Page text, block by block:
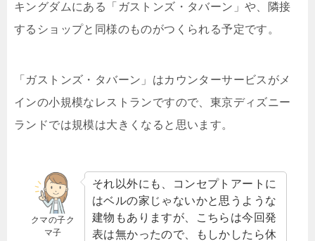
キングダムにある「ガストンズ・タバーン」や、隣接
するショップと同様のものがつくられる予定です。
「ガストンズ・タバーン」はカウンターサービスがメ
インの小規模なレストランですので、東京ディズニー
ランドでは規模は大きくなると思います。
クマの子ク
マ子
それ以外にも、コンセプトアートに
はベルの家じゃないかと思うような
建物もありますが、こちらは今回発
表は無かったので、もしかしたら休